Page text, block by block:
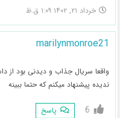
خرداد ۲۱, ۱۴۰۲ ۱:۰۹ ق.ظ
marilynmonroe21
واقعا سریال جذاب و دیدنی بود
ندیده پیشنهاد میکنم که حتما ببینه
6 پاسخ